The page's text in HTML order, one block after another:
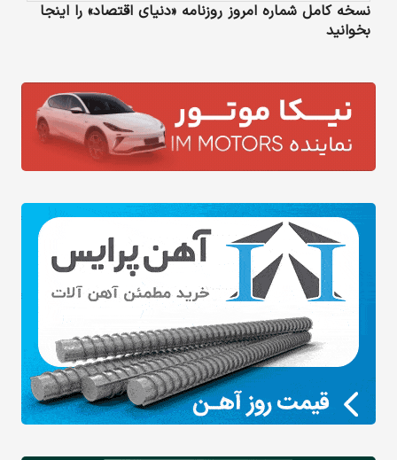
نسخه کامل شماره امروز روزنامه «دنیای‌ اقتصاد» را اینجا
بخوانید